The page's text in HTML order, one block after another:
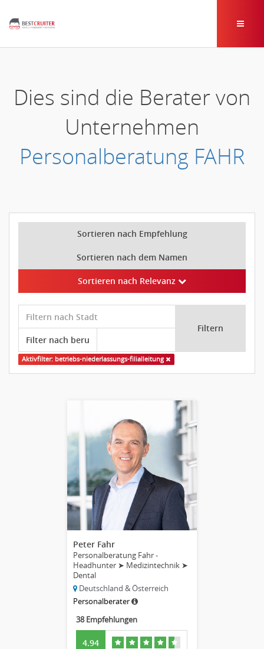
Dies sind die Berater von
Unternehmen
Personalberatung FAHR
Sortieren nach Empfehlung
Sortieren nach dem Namen
Sortieren nach Relevanz
Filtern
Aktivfilter: betriebs-niederlassungs-filialleitung
Peter Fahr
Personalberatung Fahr -
Headhunter ➤ Medizintechnik ➤
Dental
Deutschland & Österreich
Personalberater
38 Empfehlungen
4.94